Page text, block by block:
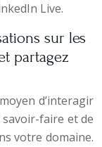
Live.
sur les
partagez
d’interagir
faire et de
votre domaine.